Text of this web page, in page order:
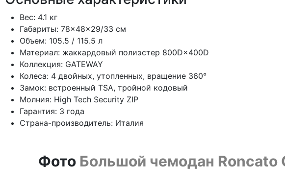
Вес: 4.1 кг
Габариты: 78×48×29/33 см
Объем: 105.5 / 115.5 л
Материал: жаккардовый полиэстер 800D×400D
Коллекция: GATEWAY
Колеса: 4 двойных, утопленных, вращение 360°
Замок: встроенный TSA, тройной кодовый
Молния: High Tech Security ZIP
Гарантия: 3 года
Страна-производитель: Италия
Фото Большой чемодан Roncato